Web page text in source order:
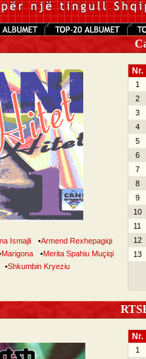
Ismajli •Armend Rexhepagiqi
Marigona •Merita Spahiu Muçiqi
•Shkumbin Kryeziu
Nr.
1
2
3
4
5
6
7
8
9
10
11
12
13
Nr.
1